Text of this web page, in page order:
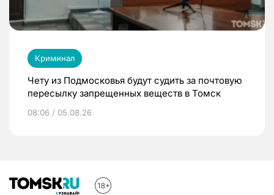
Криминал
Чету из Подмосковья будут судить за почтовую
пересылку запрещенных веществ в Томск
08:06 / 05.08.26